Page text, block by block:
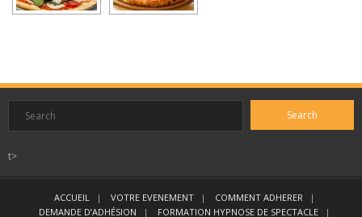
t>
ACCUEIL VOTRE EVENEMENT
COMMENT ADHERER
DEMANDE D’ADHÉSION
FORMATION HYPNOSE DE SPECTACLE